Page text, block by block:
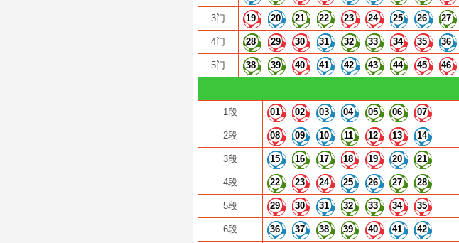
3门 19 20 21 22 23 24 25 26 27
4门 28 29 30 31 32 33 34 35 36
5门 38 39 40 41 42 43 44 45 46
1段 01 02 03 04 05 06 07
2段 08 09 10 11 12 13 14
3段 15 16 17 18 19 20 21
4段 22 23 24 25 26 27 28
5段 29 30 31 32 33 34 35
6段 36 37 38 39 40 41 42